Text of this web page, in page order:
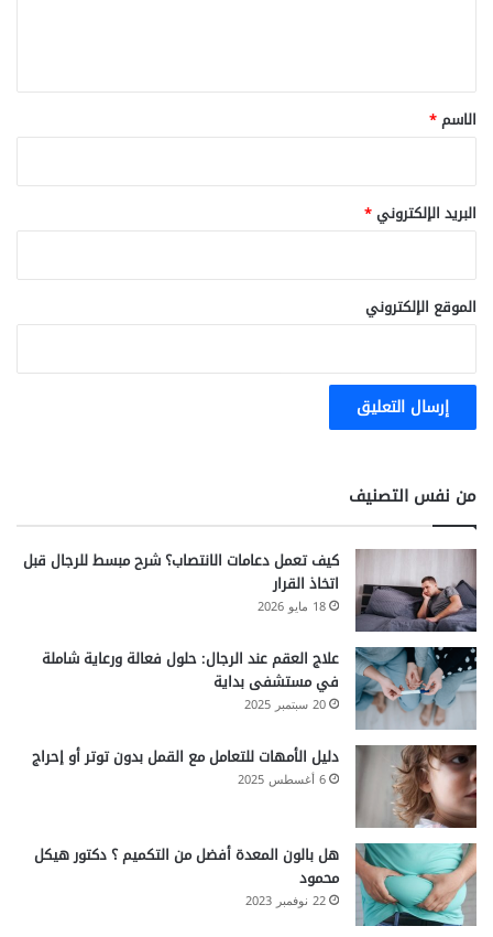
*
الاسم*
البريد الإلكتروني*
الموقع الإلكتروني
من نفس التصنيف
كيف تعمل دعامات الانتصاب؟ شرح مبسط للرجال قبل
اتخاذ القرار
18 مايو 2026
علاج العقم عند الرجال: حلول فعالة ورعاية شاملة
في مستشفى بداية
20 سبتمبر 2025
دليل الأمهات للتعامل مع القمل بدون توتر أو إحراج
6 أغسطس 2025
هل بالون المعدة أفضل من التكميم ؟ دكتور هيكل
محمود
22 نوفمبر 2023